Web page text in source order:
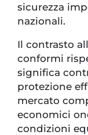
sicurezza
nazionali.
Il contrasto
conformi
significa
protezione
mercato
economici
condizioni